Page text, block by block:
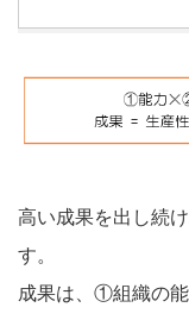
高い成果を出し続
す。
成果は、①組織の